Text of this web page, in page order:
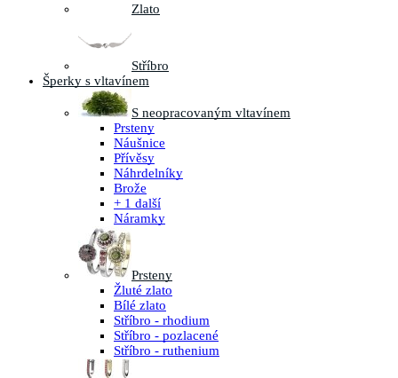
Zlato
Stříbro
Šperky s vltavínem
S neopracovaným vltavínem
Prsteny
Náušnice
Přívěsy
Náhrdelníky
Brože
+ 1 další
Náramky
Prsteny
Žluté zlato
Bílé zlato
Stříbro - rhodium
Stříbro - pozlacené
Stříbro - ruthenium